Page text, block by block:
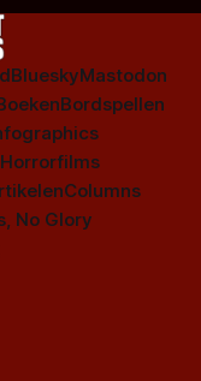
BlueskyMastodon
Bordspellen
Columns
No Glory